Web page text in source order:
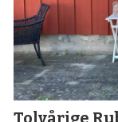
Tolvårige